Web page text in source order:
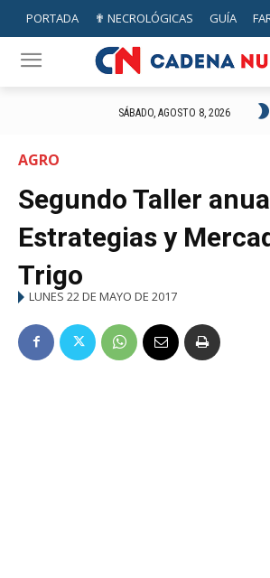
PORTADA ✟ NECROLÓGICAS GUÍA
SÁBADO, AGOSTO 8, 2026
AGRO
Segundo Taller
Estrategias y
Trigo
LUNES 22 DE MAYO DE 2017